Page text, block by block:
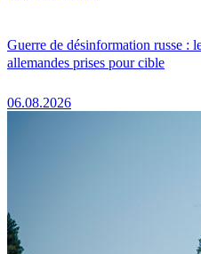
Guerre de désinformation russe :
allemandes prises pour cible
06.08.2026